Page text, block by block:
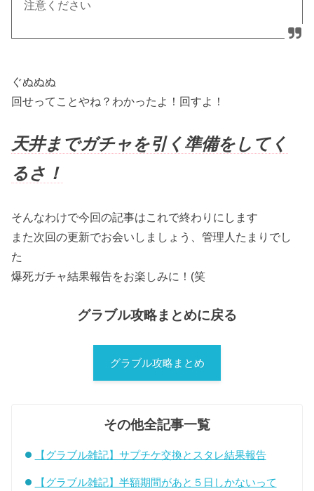
注意ください
ぐぬぬぬ
回せってことやね？わかったよ！回すよ！
天井までガチャを引く準備をしてく
るさ！
そんなわけで今回の記事はこれで終わりにします
また次回の更新でお会いしましょう、管理人たまりでし
た
爆死ガチャ結果報告をお楽しみに！(笑
グラブル攻略まとめに戻る
グラブル攻略まとめ
その他全記事一覧
【グラブル雑記】サプチケ交換とスタレ結果報告
【グラブル雑記】半額期間があと５日しかないって